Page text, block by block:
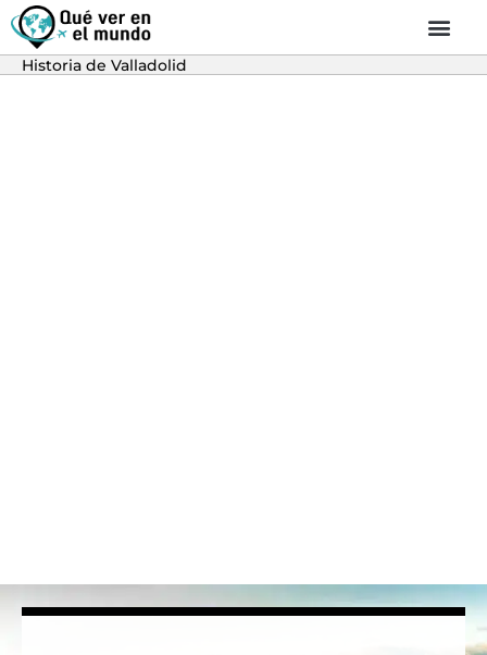
Historia de Valladolid